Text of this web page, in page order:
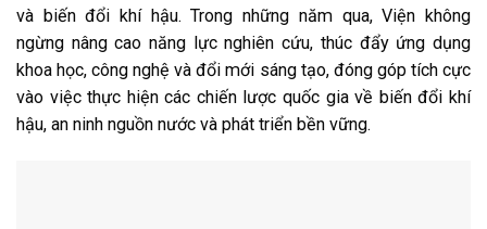
và biến đổi khí hậu. Trong những năm qua, Viện không
ngừng nâng cao năng lực nghiên cứu, thúc đẩy ứng dụng
khoa học, công nghệ và đổi mới sáng tạo, đóng góp tích cực
vào việc thực hiện các chiến lược quốc gia về biến đổi khí
hậu, an ninh nguồn nước và phát triển bền vững.